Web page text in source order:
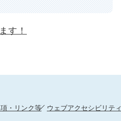
す！
・リンク等 ウェブアクセシビリティ